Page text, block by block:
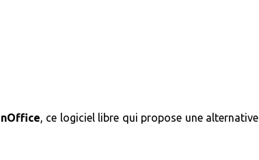
, ce logiciel libre qui propose une